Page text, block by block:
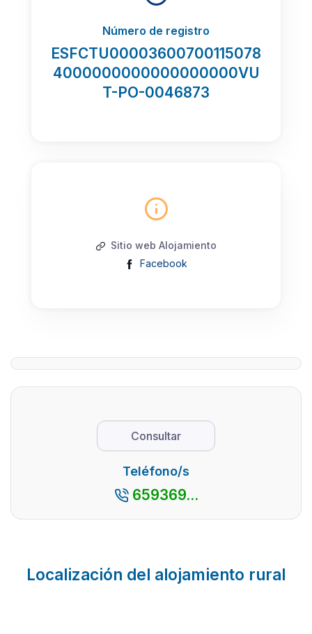
Número de registro
ESFCTU00003600700115078
4000000000000000000VU
T-PO-0046873
Sitio web Alojamiento
Facebook
Consultar
Teléfono/s
659369...
Localización del alojamiento rural